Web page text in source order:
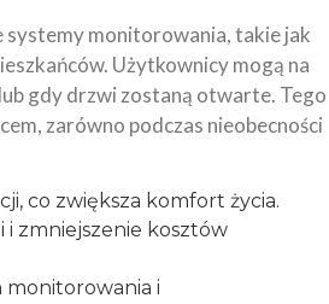
systemy monitorowania, takie jak
Użytkownicy mogą na
gdy drzwi zostaną otwarte. Tego
zarówno podczas nieobecności
co zwiększa komfort życia.
i zmniejszenie kosztów
i